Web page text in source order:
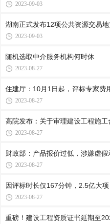
2023-09-03
湖南正式发布12项公共资源交易
2023-09-03
随机选取中介服务机构何时休
2023-08-27
住建厅：10月1日起，评标专家费
2023-08-27
高院发布：关于审理建设工程施
2023-08-27
财政部：产品报价过低，涉嫌虚假
2023-08-27
因评标时长仅167分钟，2.5亿大
2023-08-27
重磅！建设工程资质证书延期至